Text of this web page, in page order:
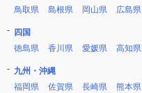
鳥取県
島根県 岡山県 広島県
四国
徳島県
香川県 愛媛県 高知県
九州・沖縄
福岡県
佐賀県 長崎県 熊本県